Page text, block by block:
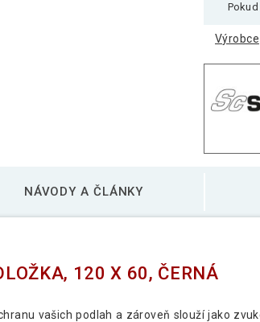
Výrobce
NÁVODY A ČLÁNKY
120 X 60, ČERNÁ
vašich podlah a zároveň slouží jako